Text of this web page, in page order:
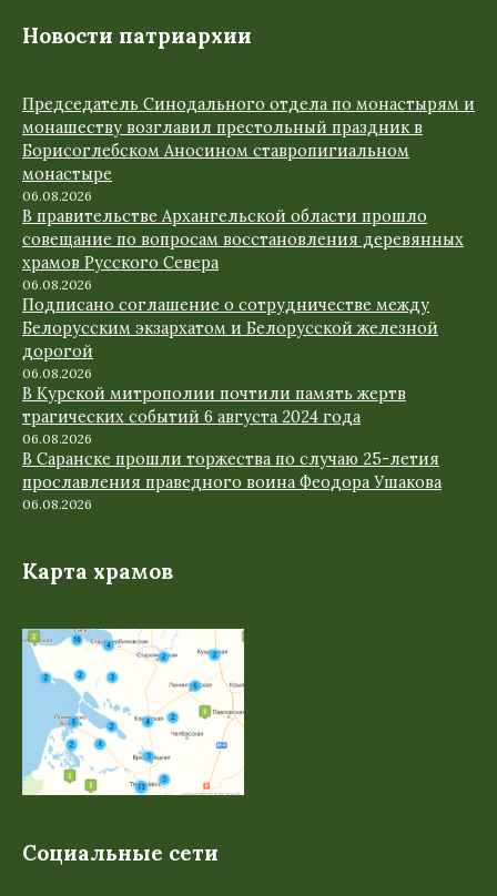
Новости патриархии
Председатель Синодального отдела по монастырям и
монашеству возглавил престольный праздник в
Борисоглебском Аносином ставропигиальном
монастыре
06.08.2026
В правительстве Архангельской области прошло
совещание по вопросам восстановления деревянных
храмов Русского Севера
06.08.2026
Подписано соглашение о сотрудничестве между
Белорусским экзархатом и Белорусской железной
дорогой
06.08.2026
В Курской митрополии почтили память жертв
трагических событий 6 августа 2024 года
06.08.2026
В Саранске прошли торжества по случаю 25-летия
прославления праведного воина Феодора Ушакова
06.08.2026
Карта храмов
Социальные сети